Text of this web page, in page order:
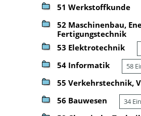
51 Werkstoffkunde
52 Maschinenbau,
Fertigungstechnik
53 Elektrotechnik
54 Informatik 58
55 Verkehrstechnik,
56 Bauwesen 34